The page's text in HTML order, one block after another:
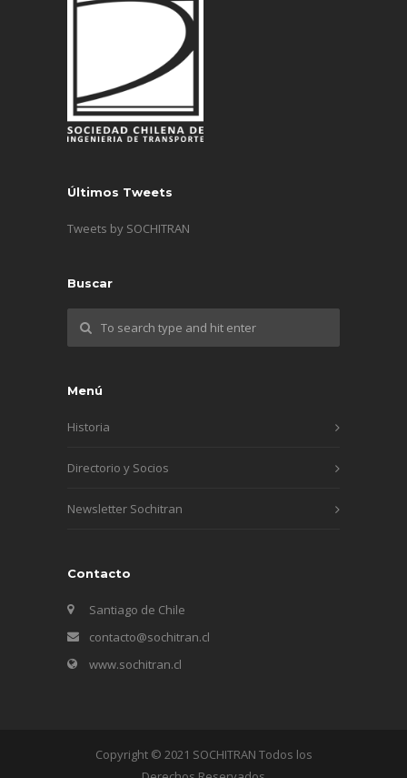
Últimos Tweets
Tweets by SOCHITRAN
Buscar
Menú
Historia
Directorio y Socios
Newsletter Sochitran
Contacto
Santiago de Chile
contacto@sochitran.cl
www.sochitran.cl
Copyright © 2021 SOCHITRAN Todos los